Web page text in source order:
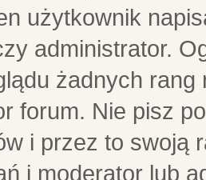
użytkownik
administrator.
żadnych
forum. Nie pisz
i przez to swoją
i moderator lub